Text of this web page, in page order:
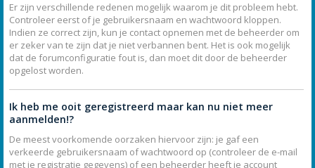
Er zijn verschillende redenen mogelijk waarom je dit probleem hebt.
Controleer eerst of je gebruikersnaam en wachtwoord kloppen.
Indien ze correct zijn, kun je contact opnemen met de beheerder om
er zeker van te zijn dat je niet verbannen bent. Het is ook mogelijk
dat de forumconfiguratie fout is, dan moet dit door de beheerder
opgelost worden.
Ik heb me ooit geregistreerd maar kan nu niet meer
aanmelden!?
De meest voorkomende oorzaken hiervoor zijn: je gaf een
verkeerde gebruikersnaam of wachtwoord op (controleer de e-mail
met je registratie gegevens) of een beheerder heeft je account